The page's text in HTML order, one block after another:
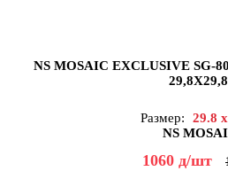
NS MOSAIC EXCLUSIVE SG-
29,8X29,8
Размер:
29.8
NS
1060 д/шт